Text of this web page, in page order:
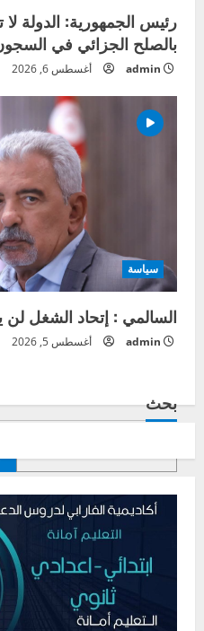
رئيس الجمهورية: الدولة لا
بالصلح الجزائي في
admin أغسطس 6, 2026
سياسة
السالمي : إتحاد الشغل لن
admin أغسطس 5, 2026
بحث